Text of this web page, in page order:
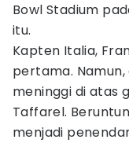
Bowl Stadium
itu.
Kapten Italia,
pertama.
meninggi di atas
Taffarel.
menjadi